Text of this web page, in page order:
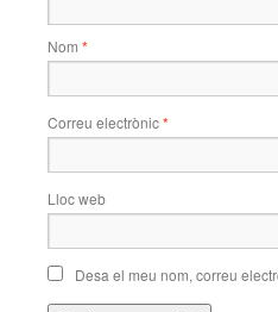
Nom *
Correu electrònic*
Lloc web
Desa el meu nom, correu